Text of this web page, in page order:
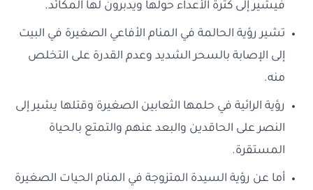
فيشير إلى كثرة الأعداء حولها ويدبرون لها المكائد.
تشير رؤية الحالمة في المنام الأفاعي الصغيرة في البيت
إلى الإصابة بالسحر الشديد وعدم القدرة على التخلص
منه.
رؤية الرائية في حلمها الثعابين الصغيرة وقتلها يشير إلى
النصر على الحاقدين والبعد عنهم والتمتع بالحياة
المستقرة.
أما عن رؤية السيدة المتزوجة في المنام الحيات الصغيرة